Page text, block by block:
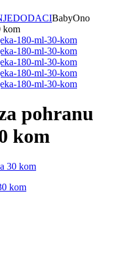
DODACIBabyOno
kom
pohranu
kom
kom